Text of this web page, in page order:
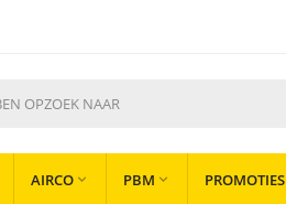
AIRCO  PBM  PROMOTIES